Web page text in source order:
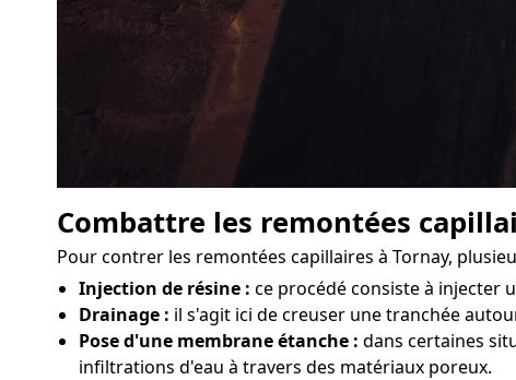
Combattre les remontées
Pour contrer les remontées capillaires à Tornay,
Injection de résine : ce procédé consiste à injecter
Drainage : il s'agit ici de creuser une tranchée
Pose d'une membrane étanche : dans certaines
infiltrations d'eau à travers des matériaux poreux.